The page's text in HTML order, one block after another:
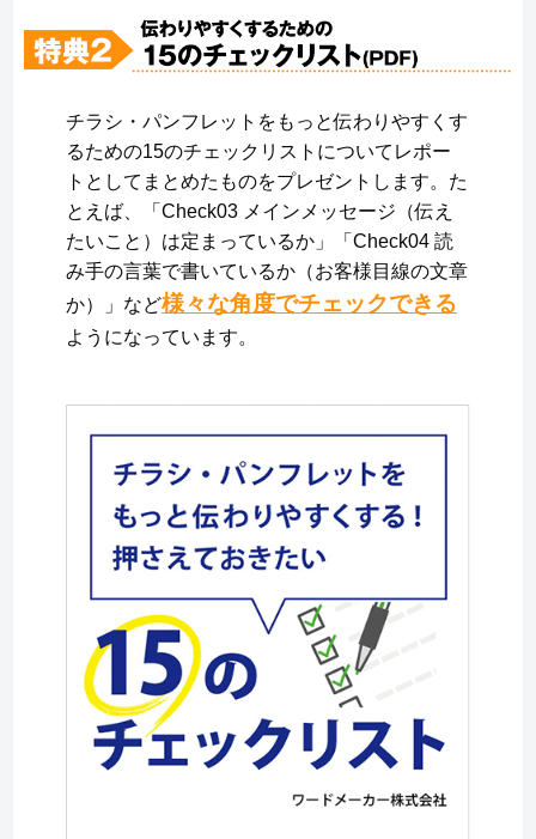
チラシ・パンフレットをもっと伝わりやすくす
るための15のチェックリストについてレポー
トとしてまとめたものをプレゼントします。た
とえば、「Check03 メインメッセージ（伝え
たいこと）は定まっているか」「Check04 読
み手の言葉で書いているか（お客様目線の文章
か）」など様々な角度でチェックできる
ようになっています。